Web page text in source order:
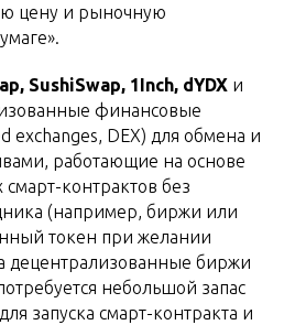
цену и рыночную
SushiSwap, 1Inch, dYDX и
финансовые
exchanges, DEX) для обмена и
работающие на основе
контрактов без
(например, биржи или
токен при желании
децентрализованные биржи
небольшой запас
запуска смарт-контракта и